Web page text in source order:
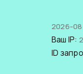
2026-
Ваш IP:
ID